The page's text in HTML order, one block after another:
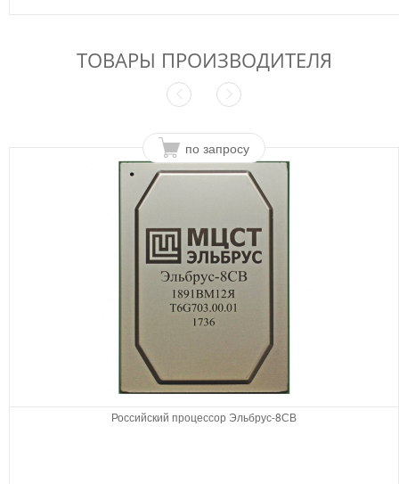
ТОВАРЫ ПРОИЗВОДИТЕЛЯ
по запросу
Российский процессор Эльбрус-8СВ